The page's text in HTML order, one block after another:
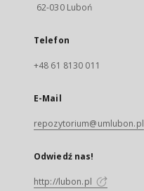
62-030 Luboń
Telefon
+48 61 8130 011
E-Mail
repozytorium@umlubon.pl
Odwiedź nas!
http://lubon.pl